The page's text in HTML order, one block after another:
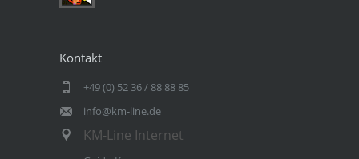
Kontakt
+49 (0) 52 36 / 88 88 85
info@km-line.de
KM-Line Internet